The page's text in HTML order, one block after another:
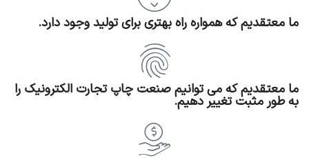
ما معتقدیم که همواره راه بهتری برای تولید وجود دارد.
ما معتقدیم که می توانیم صنعت چاپ تجارت الکترونیک را
به طور مثبت تغییر دهیم.